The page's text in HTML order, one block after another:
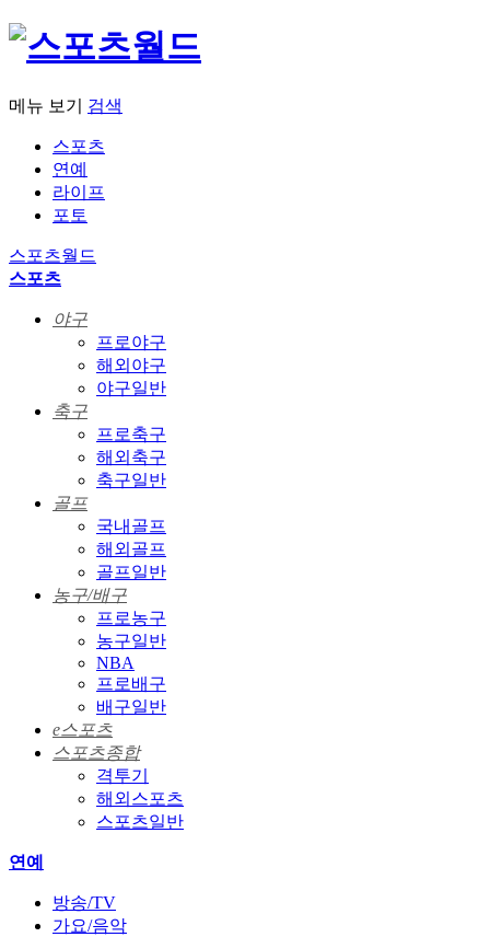
메뉴 보기 검색
스포츠
연예
라이프
포토
스포츠월드
스포츠
야구
프로야구
해외야구
야구일반
축구
프로축구
해외축구
축구일반
골프
국내골프
해외골프
골프일반
농구/배구
프로농구
농구일반
NBA
프로배구
배구일반
e스포츠
스포츠종합
격투기
해외스포츠
스포츠일반
연예
방송/TV
가요/음악